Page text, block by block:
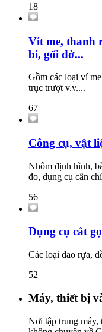
18
Vít me, thanh
bi, gối đở...
Gồm các loại ví
trục trượt v.v....
67
Công cụ, vật
Nhôm định hình,
đo, dụng cụ cân
56
Dụng cụ cắt
Các loại dao rựa,
52
Máy, thiết bị
Nơi tập trung máy,